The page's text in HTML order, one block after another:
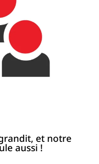
et notre
aussi !